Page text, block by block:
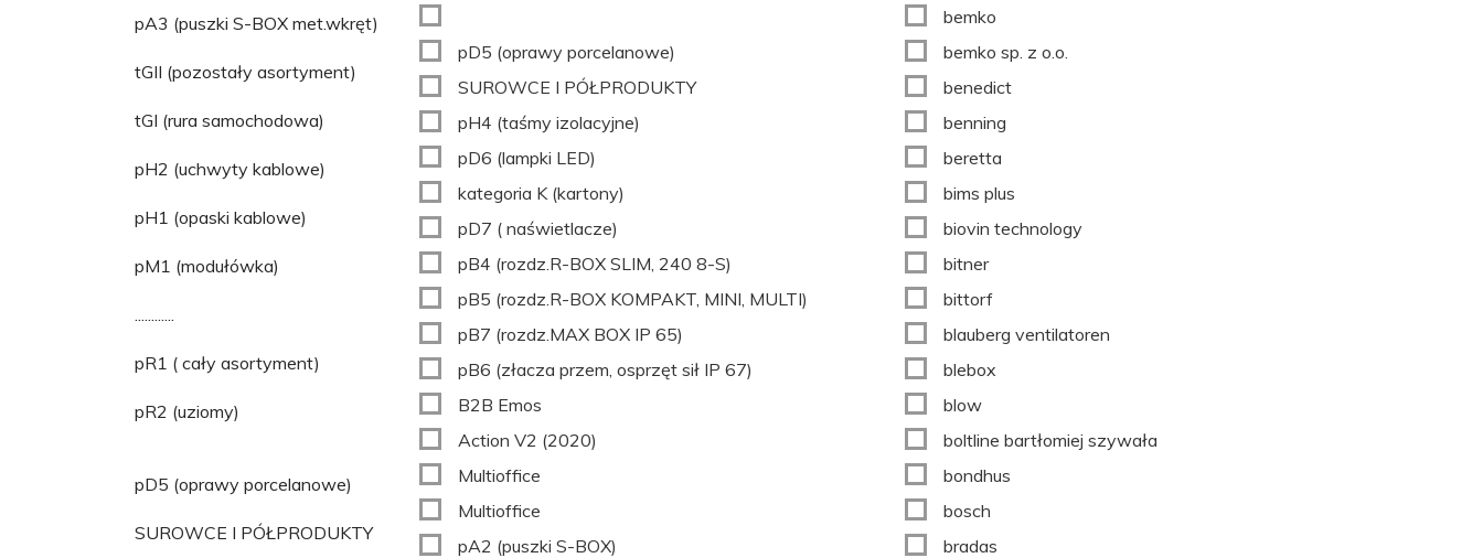
pA3 (puszki S-BOX met.wkręt)
tGII (pozostały asortyment)
tGI (rura samochodowa)
pH2 (uchwyty kablowe)
pH1 (opaski kablowe)
pM1 (modułówka)
pR1 ( cały asortyment)
pR2 (uziomy)
pD5 (oprawy porcelanowe)
SUROWCE I PÓŁPRODUKTY
pD5 (oprawy porcelanowe)
SUROWCE I PÓŁPRODUKTY
pH4 (taśmy izolacyjne)
pD6 (lampki LED)
kategoria K (kartony)
pD7 ( naświetlacze)
pB4 (rozdz.R-BOX SLIM, 240 8-S)
pB5 (rozdz.R-BOX KOMPAKT, MINI, MULTI)
pB7 (rozdz.MAX BOX IP 65)
pB6 (złacza przem, osprzęt sił IP 67)
B2B Emos
Action V2 (2020)
Multioffice
Multioffice
pA2 (puszki S-BOX)
bemko
bemko sp. z o.o.
benedict
benning
beretta
bims plus
biovin technology
bitner
bittorf
blauberg ventilatoren
blebox
blow
boltline bartłomiej szywała
bondhus
bosch
bradas